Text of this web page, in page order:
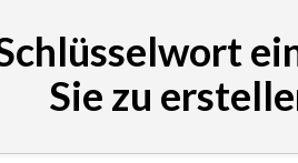
Sie zu